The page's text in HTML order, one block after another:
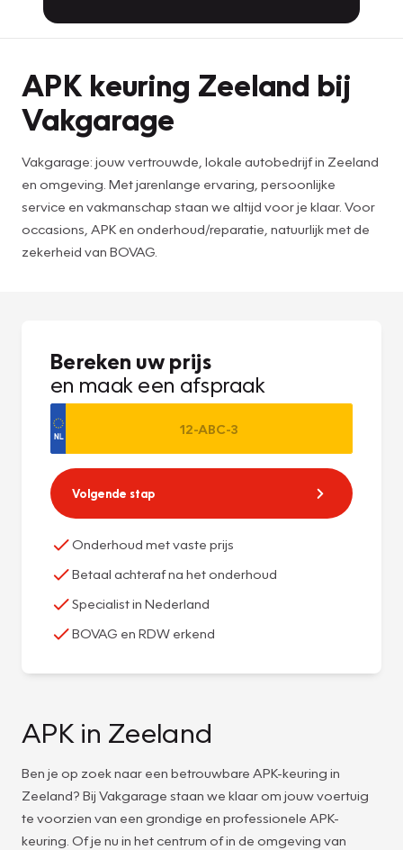
APK keuring Zeeland bij
Vakgarage
Vakgarage: jouw vertrouwde, lokale autobedrijf in Zeeland
en omgeving. Met jarenlange ervaring, persoonlijke
service en vakmanschap staan we altijd voor je klaar. Voor
occasions, APK en onderhoud/reparatie, natuurlijk met de
zekerheid van BOVAG.
Bereken uw prijs
en maak een afspraak
Volgende stap
Onderhoud met vaste prijs
Betaal achteraf na het onderhoud
Specialist in Nederland
BOVAG en RDW erkend
APK in Zeeland
Ben je op zoek naar een betrouwbare APK-keuring in
Zeeland? Bij Vakgarage staan we klaar om jouw voertuig
te voorzien van een grondige en professionele APK-
keuring. Of je nu in het centrum of in de omgeving van